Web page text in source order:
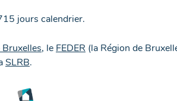
jours calendrier.
le FEDER (la Région de
SLRB.